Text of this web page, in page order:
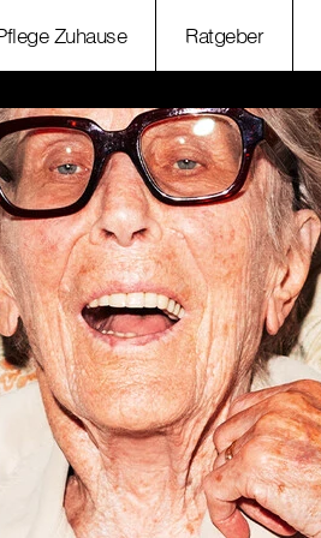
Zuhause Ratgeber